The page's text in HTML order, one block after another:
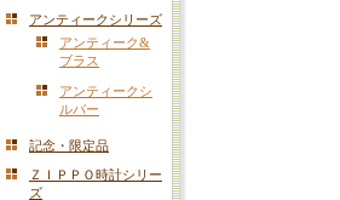
アンティークシリーズ
アンティーク&
ブラス
アンティークシ
ルバー
記念・限定品
ＺＩＰＰＯ時計シリー
ズ